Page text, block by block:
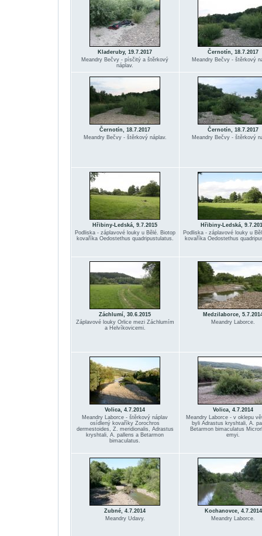
Kladeruby, 19.7.2017
Meandry Bečvy - písčitý a štěrkový
náplav.
Černotín, 18.7.2017
Meandry Bečvy - štěrkový
Černotín, 18.7.2017
Meandry Bečvy - štěrkový náplav.
Černotín, 18.7.2017
Meandry Bečvy - štěrkový
Hřibiny-Ledská, 9.7.2015
Podliska - záplavové louky u Bělé. Biotop
kovaříka Oedostethus quadripustulatus.
Hřibiny-Ledská,
Podliska - záplavové louky u
kovaříka Oedostethus
Záchlumí, 30.6.2015
Záplavové louky Orlice mezi Záchlumím
a Helvíkovicemi.
Medzilaborce,
Meandry Laborce.
Volica, 4.7.2014
Meandry Laborce - štěrkový náplav
osídlený kovaříky Zorochros
dermestoides, Z. meridionalis, Adrastus
kryshtali, A. pallens a Betarmon
bimaculatus.
Volica, 4.7.2014
Meandry Laborce - v oklepu
byli Adrastus kryshtali, A.
Betarmon bimaculatus
emyi.
Zubné, 4.7.2014
Meandry Udavy.
Kochanovce, 4.7.2014
Meandry Laborce.